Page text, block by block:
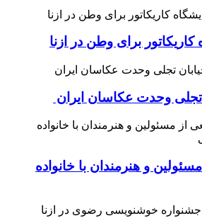
کاریکاتور برای وطن در ازنا
وحدت عکاسان ایران
و هنرمندان با خانواده